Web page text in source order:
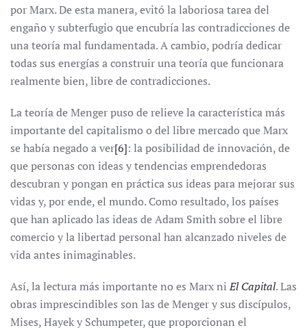
por Marx. De esta manera, evitó la laboriosa tarea del
engaño y subterfugio que encubría las contradicciones de
una teoría mal fundamentada. A cambio, podría dedicar
todas sus energías a construir una teoría que funcionara
realmente bien, libre de contradicciones.
La teoría de Menger puso de relieve la característica más
importante del capitalismo o del libre mercado que Marx
se había negado a ver[6]: la posibilidad de innovación, de
que personas con ideas y tendencias emprendedoras
descubran y pongan en práctica sus ideas para mejorar sus
vidas y, por ende, el mundo. Como resultado, los países
que han aplicado las ideas de Adam Smith sobre el libre
comercio y la libertad personal han alcanzado niveles de
vida antes inimaginables.
Así, la lectura más importante no es Marx niEl Capital. Las
obras imprescindibles son las de Menger y sus discípulos,
Mises, Hayek y Schumpeter, que proporcionan el